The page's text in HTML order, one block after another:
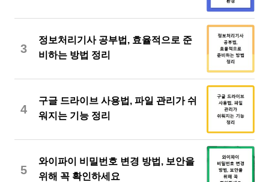
3
정보처리기사 공부법, 효율적으로 준
비하는 방법 정리
4
구글 드라이브 사용법, 파일 관리가 쉬
워지는 기능 정리
5
와이파이 비밀번호 변경 방법, 보안을
위해 꼭 확인하세요